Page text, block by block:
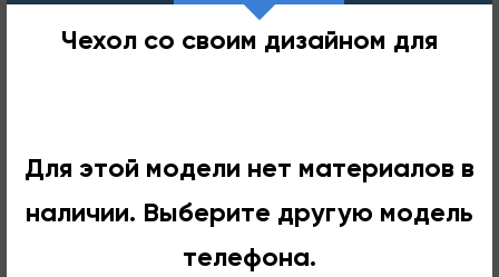
Чехол со своим дизайном для
Для этой модели нет материалов в
наличии. Выберите другую модель
телефона.